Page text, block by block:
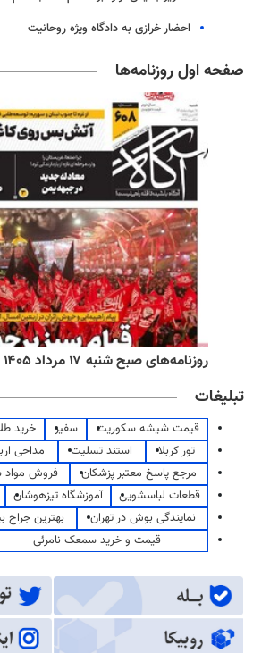
احضار خرازی به دادگاه ویژه روحانیت
صفحه اول روزنامه‌ها
روزنامه‌های صبح شنبه ۱۷ مرداد ۱۴۰۵
تبلیغات
قیمت شیشه سکوریت سفیر خرید
تور کربلا
استند تسلیت مداحی
مرجع پاسخ معتبر پزشکان
فروش مواد
قطعات لباسشویی
آموزشگاه تیزهوشان
نمایندگی بوش در تهران
بهترین جراح
قیمت و خرید سمعک نامرئی